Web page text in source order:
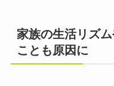
家族の生活リズ
ことも原因に